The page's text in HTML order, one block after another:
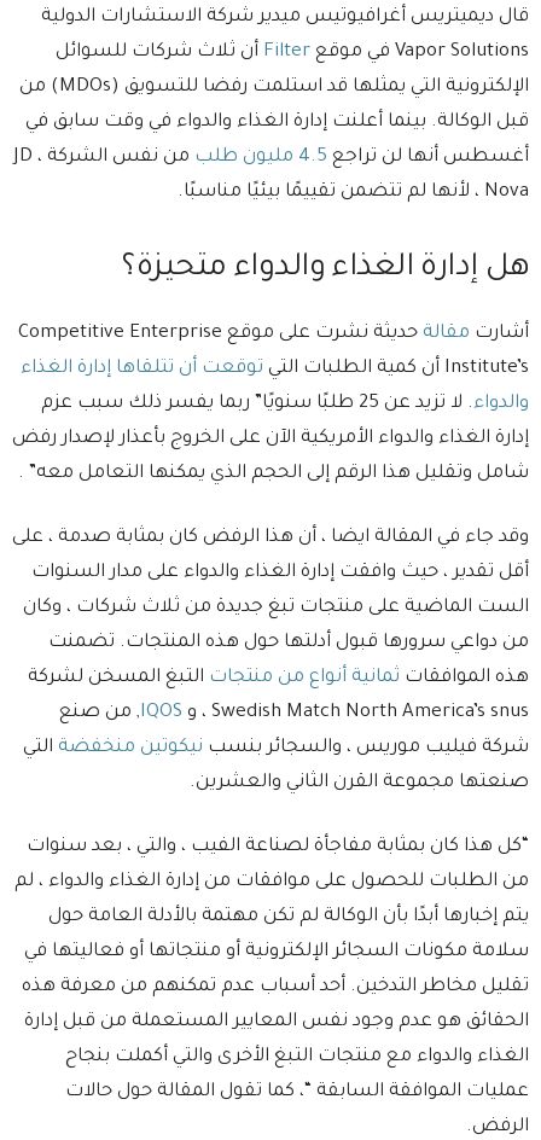
قال ديميتريس أغرافيوتيس ميدير شركة الاستشارات الدولية
Vapor Solutions في موقع
Filter أن ثلاث شركات للسوائل
الإلكترونية التي يمثلها قد استلمت رفضا للتسويق (MDOs) من
قبل الوكالة. بينما أعلنت إدارة الغذاء والدواء في وقت سابق في
أغسطس أنها لن تراجع 4.5 مليون طلب
من نفس الشركة ، JD
Nova ، لأنها لم تتضمن تقييمًا بيئيًا مناسبًا.
هل إدارة الغذاء والدواء متحيزة؟
أشارت مقالة
حديثة نشرت على موقع Competitive Enterprise
Institute’s أن كمية الطلبات التي
توقعت أن تتلقاها إدارة الغذاء
والدواء
. لا تزيد عن 25 طلبًا سنويًا” ربما يفسر ذلك سبب عزم
إدارة الغذاء والدواء الأمريكية الآن على الخروج بأعذار لإصدار رفض
شامل وتقليل هذا الرقم إلى الحجم الذي يمكنها التعامل معه” .
وقد جاء في المقالة ايضا ، أن هذا الرفض كان بمثابة صدمة ، على
أقل تقدير ، حيث وافقت إدارة الغذاء والدواء على مدار السنوات
الست الماضية على منتجات تبغ جديدة من ثلاث شركات ، وكان
من دواعي سرورها قبول أدلتها حول هذه المنتجات. تضمنت
هذه الموافقات ثمانية أنواع من منتجات التبغ المسخن لشركة
Swedish Match North America’s snus ، و
IQOS, من صنع
شركة فيليب موريس ، والسجائر بنسب نيكوتين منخفضة التي
صنعتها مجموعة القرن الثاني والعشرين.
“كل هذا كان بمثابة مفاجأة لصناعة الفيب ، والتي ، بعد سنوات
من الطلبات للحصول على موافقات من إدارة الغذاء والدواء ، لم
يتم إخبارها أبدًا بأن الوكالة لم تكن مهتمة بالأدلة العامة حول
سلامة مكونات السجائر الإلكترونية أو منتجاتها أو فعاليتها في
تقليل مخاطر التدخين. أحد أسباب عدم تمكنهم من معرفة هذه
الحقائق هو عدم وجود نفس المعايير المستعملة من قبل إدارة
الغذاء والدواء مع منتجات التبغ الأخرى والتي أكملت بنجاح
عمليات الموافقة السابقة “، كما تقول المقالة حول حالات
الرفض.